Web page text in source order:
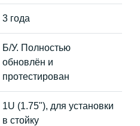
3 года
Б/У. Полностью
обновлён и
протестирован
1U (1.75"), для установки
в стойку